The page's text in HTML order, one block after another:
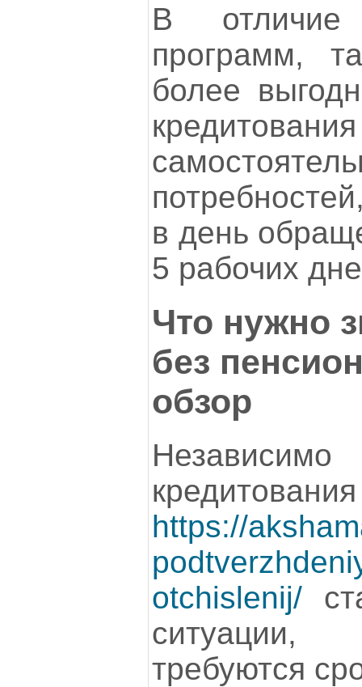
В отличие
программ,
более
в день
5 рабочих
Что нужно
без
обзор
кредитования
https://
otchislenij/
требуются